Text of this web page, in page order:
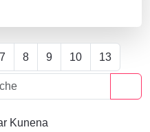
7 8 9 10 13
Kunena